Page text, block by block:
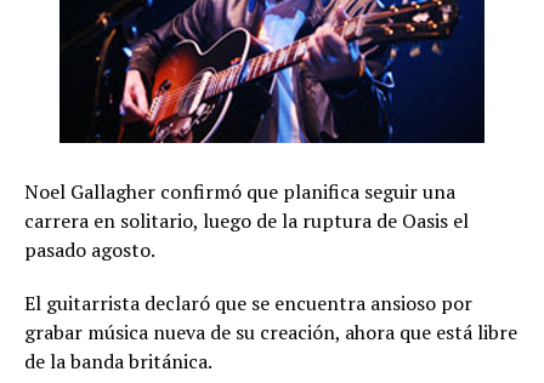
Noel Gallagher confirmó que planifica seguir una
carrera en solitario, luego de la ruptura de Oasis el
pasado agosto.
El guitarrista declaró que se encuentra ansioso por
grabar música nueva de su creación, ahora que está libre
de la banda británica.